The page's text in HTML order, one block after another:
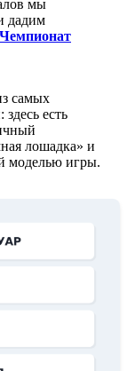
мы
дадим
самых
есть
лошадка» и
моделью игры.